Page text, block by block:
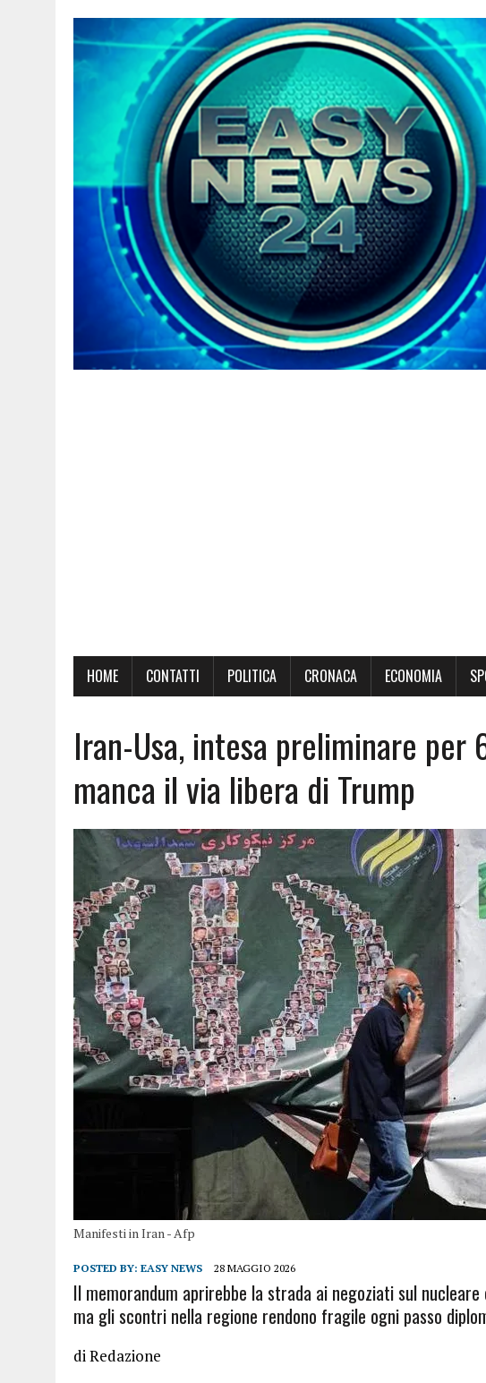
HOME CONTATTI POLITICA CRONACA ECONOMIA
Iran-Usa, intesa preliminare
manca il via libera di Trump
Manifesti in Iran - Afp
POSTED BY: EASY NEWS 28 MAGGIO 2026
Il memorandum aprirebbe la strada ai negoziati sul
ma gli scontri nella regione rendono fragile ogni passo
di Redazione